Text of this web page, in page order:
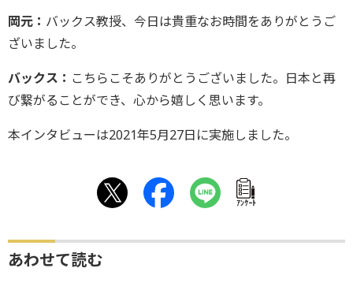
岡元： バックス教授、今日は貴重なお時間をありがとうご
ざいました。
バックス： こちらこそありがとうございました。日本と再
び繋がることができ、心から嬉しく思います。
本インタビューは2021年5月27日に実施しました。
ｱﾝｹｰﾄ
あわせて読む